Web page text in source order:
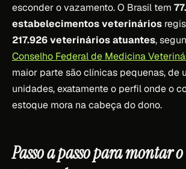
esconder o vazamento. O Brasil tem
estabelecimentos veterinários
217.926 veterinários atuantes,
Conselho Federal de Medicina
maior parte são clínicas pequenas, de
unidades, exatamente o perfil onde o
estoque mora na cabeça do dono.
Passo a passo para montar